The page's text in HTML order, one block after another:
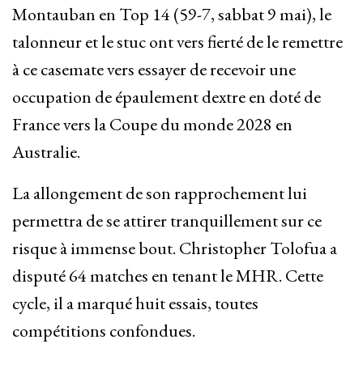
Montauban en Top 14 (59-7, sabbat 9 mai), le
talonneur et le stuc ont vers fierté de le remettre
à ce casemate vers essayer de recevoir une
occupation de épaulement dextre en doté de
France vers la Coupe du monde 2028 en
Australie.
La allongement de son rapprochement lui
permettra de se attirer tranquillement sur ce
risque à immense bout. Christopher Tolofua a
disputé 64 matches en tenant le MHR. Cette
cycle, il a marqué huit essais, toutes
compétitions confondues.